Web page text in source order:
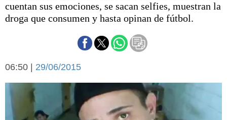
Fútbol
Aplausos
Economía y campo
Con el campo
Espacio empresas
Sociedad y tiempo
Sociedad
cuentan sus emociones, se sacan selfies, muestran la
droga que consumen y hasta opinan de fútbol.
06:50 | 29/06/2015